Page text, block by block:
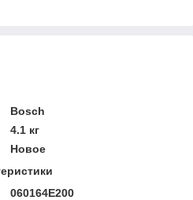
Bosch
4.1 кг
Новое
060164E200